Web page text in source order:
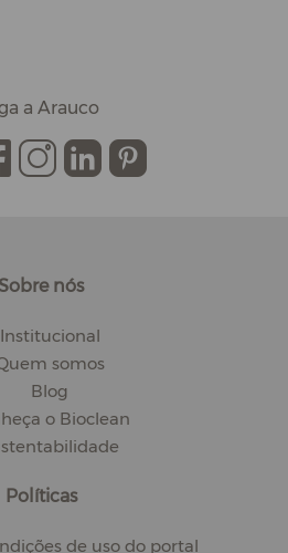
a Arauco
. . . .
nós
Institucional
somos
Blog
o Bioclean
Políticas
de uso do portal